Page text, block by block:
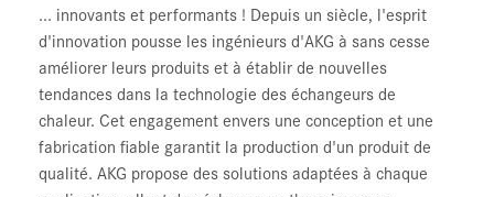
... innovants et performants ! Depuis un siècle, l'esprit
d'innovation pousse les ingénieurs d'AKG à sans cesse
améliorer leurs produits et à établir de nouvelles
tendances dans la technologie des échangeurs de
chaleur. Cet engagement envers une conception et une
fabrication fiable garantit la production d'un produit de
qualité. AKG propose des solutions adaptées à chaque